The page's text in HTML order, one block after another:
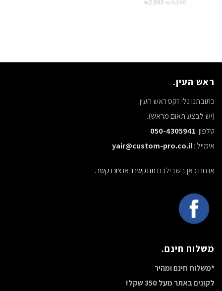
₪3,190
המחיר₪ 2,990
המחיר
ראש העין.
כתובתנו נלי זקס ראש העין.
(יש לבצע תאום מראש).
טלפון: 050-4305941
אימייל :yair@custom-pro.co.il
אנחנו כאן בשבילכםתתקשרו אוצורו קשר.
משלוח חינם.
*משלוח חינם ומהיר
לקונים באתר מעל 350 שקל!